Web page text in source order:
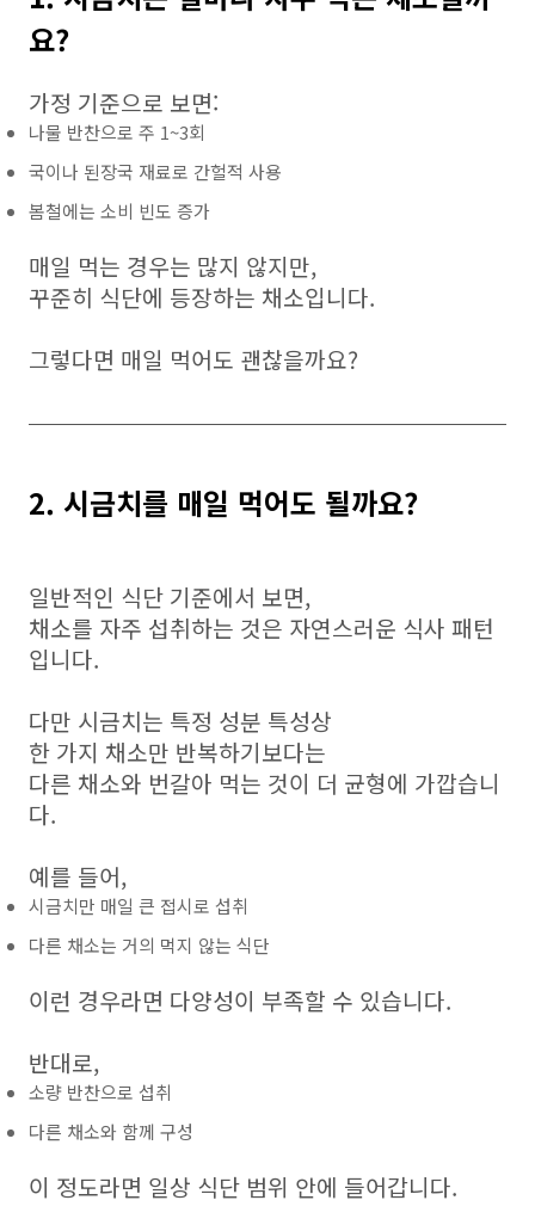
요?
가정 기준으로 보면:
나물 반찬으로 주 1~3회
국이나 된장국 재료로 간헐적 사용
봄철에는 소비 빈도 증가
매일 먹는 경우는 많지 않지만,
꾸준히 식단에 등장하는 채소입니다.
그렇다면 매일 먹어도 괜찮을까요?
2. 시금치를 매일 먹어도 될까요?
일반적인 식단 기준에서 보면,
채소를 자주 섭취하는 것은 자연스러운 식사 패턴
입니다.
다만 시금치는 특정 성분 특성상
한 가지 채소만 반복하기보다는
다른 채소와 번갈아 먹는 것이 더 균형에 가깝습니
다.
예를 들어,
시금치만 매일 큰 접시로 섭취
다른 채소는 거의 먹지 않는 식단
이런 경우라면 다양성이 부족할 수 있습니다.
반대로,
소량 반찬으로 섭취
다른 채소와 함께 구성
이 정도라면 일상 식단 범위 안에 들어갑니다.